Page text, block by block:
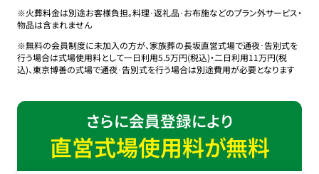
※火葬料金は別途お客様負担。料理･返礼品･お布施などのプラン外サービス・
物品は含まれません
※無料の会員制度に未加入の方が、家族葬の長坂直営式場で通夜･告別式を
行う場合は式場使用料として一日利用5.5万円(税込)・二日利用11万円(税
込)、東京博善の式場で通夜･告別式を行う場合は別途費用が必要となります
さらに会員登録により
直営式場使用料が無料